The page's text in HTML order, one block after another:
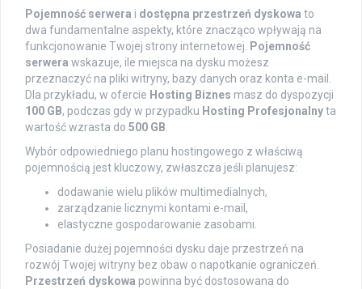
Pojemność serwera i dostępna przestrzeń dyskowa to
dwa fundamentalne aspekty, które znacząco wpływają na
funkcjonowanie Twojej strony internetowej. Pojemność
serwera wskazuje, ile miejsca na dysku możesz
przeznaczyć na pliki witryny, bazy danych oraz konta e-mail.
Dla przykładu, w ofercie Hosting Biznes masz do dyspozycji
100 GB, podczas gdy w przypadku Hosting Profesjonalnyta
wartość wzrasta do 500 GB.
Wybór odpowiedniego planu hostingowego z właściwą
pojemnością jest kluczowy, zwłaszcza jeśli planujesz:
dodawanie wielu plików multimedialnych,
zarządzanie licznymi kontami e-mail,
elastyczne gospodarowanie zasobami.
Posiadanie dużej pojemności dysku daje przestrzeń na
rozwój Twojej witryny bez obaw o napotkanie ograniczeń.
Przestrzeń dyskowa powinna być dostosowana do